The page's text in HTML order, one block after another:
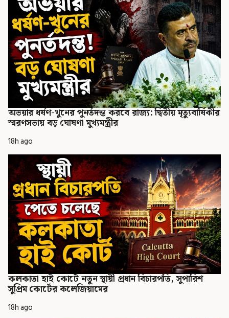
অভয়ার ধর্ষণ-খুনের পুনর্তদন্ত করবে রাজ্য: দ্বিতীয় মৃত্যুবার্ষিকীর
স্মরণসভায় বড় ঘোষণা মুখ্যমন্ত্রীর
18h ago
কলকাতা হাই কোর্টে নতুন স্থায়ী প্রধান বিচারপতি, সুপারিশ
সুপ্রিম কোর্টের কলেজিয়ামের
18h ago